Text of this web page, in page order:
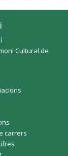
Cultural de
carrers